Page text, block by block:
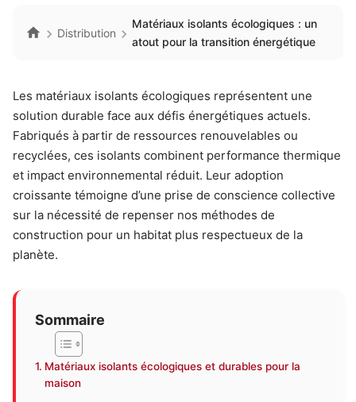
Distribution
Matériaux isolants écologiques : un
atout pour la transition énergétique
Les matériaux isolants écologiques représentent une
solution durable face aux défis énergétiques actuels.
Fabriqués à partir de ressources renouvelables ou
recyclées, ces isolants combinent performance thermique
et impact environnemental réduit. Leur adoption
croissante témoigne d’une prise de conscience collective
sur la nécessité de repenser nos méthodes de
construction pour un habitat plus respectueux de la
planète.
Sommaire
Matériaux isolants écologiques et durables pour la
maison